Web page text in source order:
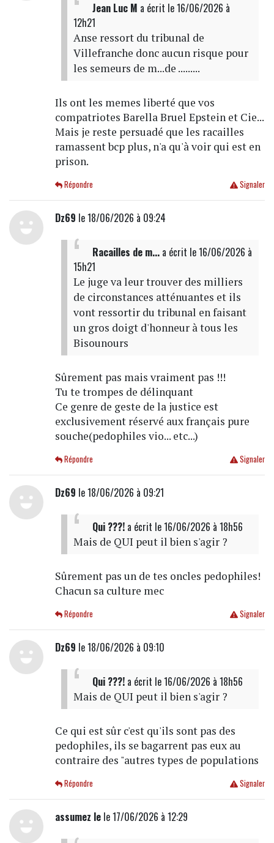
Jean Luc M a écrit le 16/06/2026 à
12h21
Anse ressort du tribunal de
Villefranche donc aucun risque pour
les semeurs de m...de .........
Ils ont les memes liberté que vos
compatriotes Barella Bruel Epstein et Cie...
Mais je reste persuadé que les racailles
ramassent bcp plus, n'a qu'à voir qui est en
prison.
Signaler
Répondre
Dz69 le 18/06/2026 à 09:24
Racailles de m...a écrit le 16/06/2026 à
15h21
Le juge va leur trouver des milliers
de circonstances atténuantes et ils
vont ressortir du tribunal en faisant
un gros doigt d'honneur à tous les
Bisounours
Sûrement pas mais vraiment pas !!!
Tu te trompes de délinquant
Ce genre de geste de la justice est
exclusivement réservé aux français pure
souche(pedophiles vio... etc...)
Signaler
Répondre
Dz69 le 18/06/2026 à 09:21
Qui ???!a écrit le 16/06/2026 à 18h56
Mais de QUI peut il bien s'agir ?
Sûrement pas un de tes oncles pedophiles!
Chacun sa culture mec
Signaler
Répondre
Dz69 le 18/06/2026 à 09:10
Qui ???!a écrit le 16/06/2026 à 18h56
Mais de QUI peut il bien s'agir ?
Ce qui est sûr c'est qu'ils sont pas des
pedophiles, ils se bagarrent pas eux au
contraire des "autres types de populations
Signaler
Répondre
assumez lele 17/06/2026 à 12:29